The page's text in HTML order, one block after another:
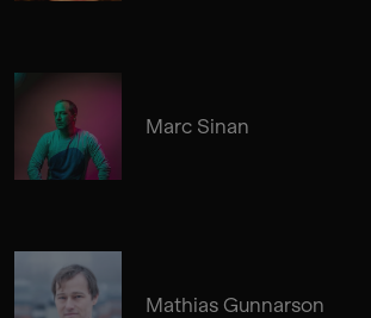
Marc Sinan
Mathias Gunnarson